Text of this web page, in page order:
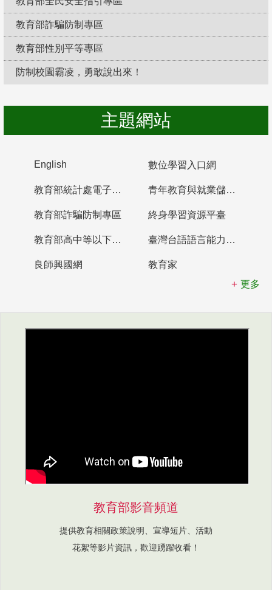
教育部詐騙防制專區
教育部性別平等專區
防制校園霸凌，勇敢說出來！
主題網站
English 數位學習入口網
教育部統計處電子書櫃 青年教育與就業儲蓄帳戶
教育部詐騙防制專區 終身學習資源平臺
教育部高中等以下學校及幼兒園教師資格檢定考試 臺灣台語語言能力認證網站
良師興國網
教育家
更多
教育部影音頻道
提供教育相關政策說明、宣導短片、活動
花絮等影片資訊，歡迎踴躍收看！